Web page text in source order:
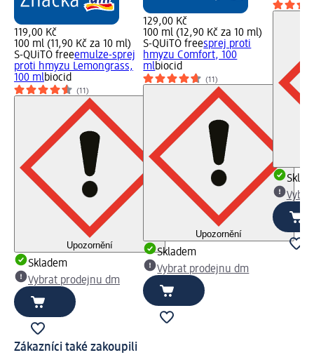
119,00 Kč
100 ml (11,90 Kč za 10 ml)
S-QUiTO freeemulze-sprej
proti hmyzu Lemongrass,
100 mlbiocid
(11)
Upozornění
Skladem
Vybrat prodejnu dm
129,00 Kč
100 ml (12,90 Kč za 10 ml)
S-QUiTO freesprej proti
hmyzu Comfort, 100
mlbiocid
(11)
Upozornění
Skladem
Vybrat prodejnu dm
Zákazníci také zakoupili